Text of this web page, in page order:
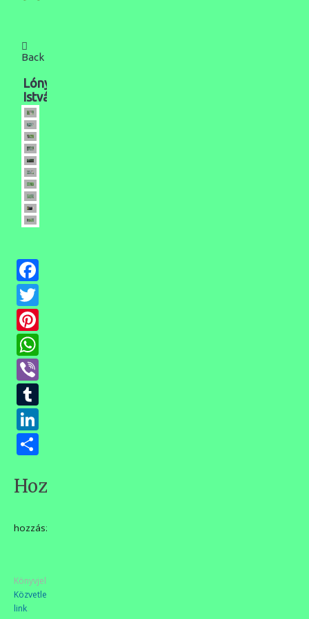
Back
Lónyi
István
Hozzászólások
hozzászólás
Könyvjelzőkhöz
Közvetlen
link.